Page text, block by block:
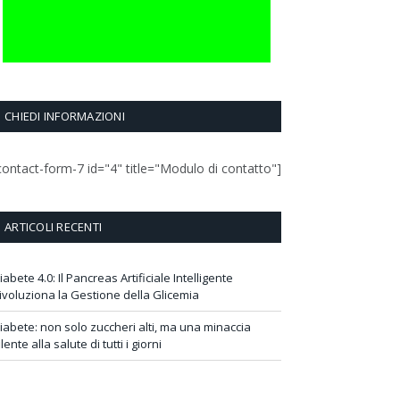
CHIEDI INFORMAZIONI
form-7 id="4" title="Modulo di contatto"]
ARTICOLI RECENTI
4.0: Il Pancreas Artificiale Intelligente
la Gestione della Glicemia
non solo zuccheri alti, ma una minaccia
alla salute di tutti i giorni